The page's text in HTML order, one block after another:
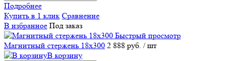
Подробнее
Купить в 1 клик Сравнение
В избранное Под заказ
Быстрый просмотр
Магнитный стержень 18х300 2 888 руб. / шт
В корзину